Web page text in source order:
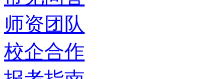
师资团队
校企合作